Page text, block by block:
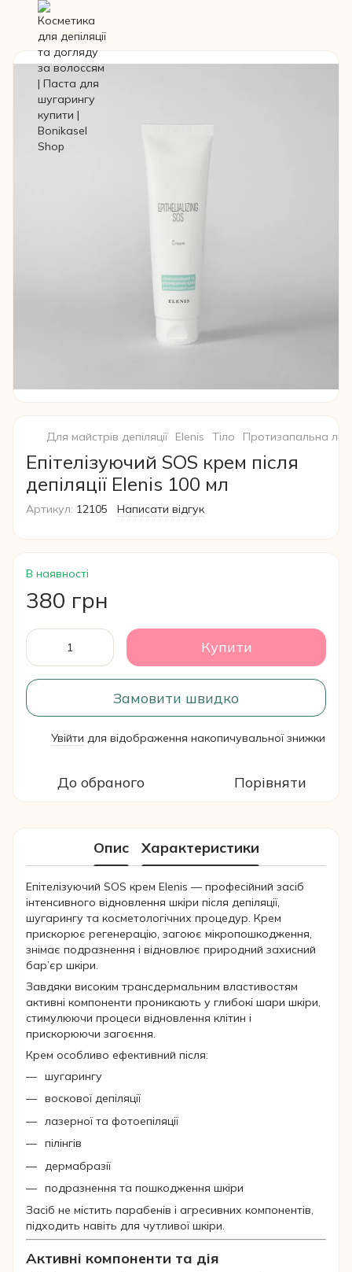
Для майстрів депіляції Elenis Тіло Протизапальна
Епітелізуючий SOS крем після
депіляції Elenis 100 мл
Артикул: 12105 Написати відгук
В наявності
380 грн
Купити
Замовити швидко
Увійти для відображення накопичувальної знижки
До обраного Порівняти
Опис Характеристики
Епітелізуючий SOS крем Elenis — професійний засіб
інтенсивного відновлення шкіри після депіляції,
шугарингу та косметологічних процедур. Крем
прискорює регенерацію, загоює мікропошкодження,
знімає подразнення і відновлює природний захисний
бар’єр шкіри.
Завдяки високим трансдермальним властивостям
активні компоненти проникають у глибокі шари шкіри,
стимулюючи процеси відновлення клітин і
прискорюючи загоєння.
Крем особливо ефективний після:
шугарингу
воскової депіляції
лазерної та фотоепіляції
пілінгів
дермабразії
подразнення та пошкодження шкіри
Засіб не містить парабенів і агресивних компонентів,
підходить навіть для чутливої шкіри.
Активні компоненти та дія